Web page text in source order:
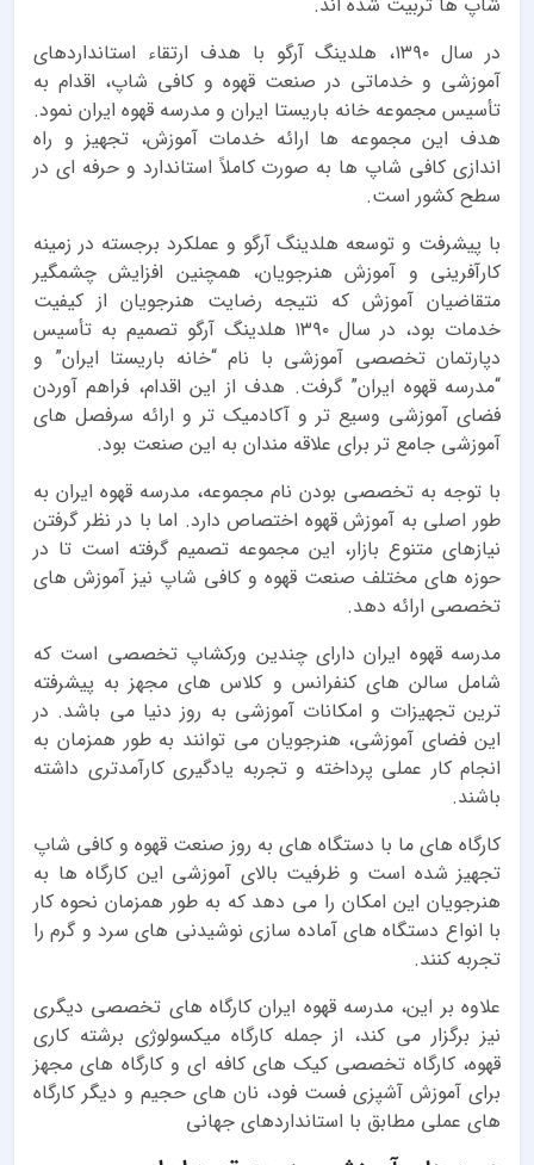
در سال ۱۳۹۰، هلدینگ آرگو با هدف ارتقاء استانداردهای
آموزشی و خدماتی در صنعت قهوه و کافی شاپ، اقدام به
تأسیس مجموعه خانه باریستا ایران و مدرسه قهوه ایران نمود.
هدف این مجموعه ها ارائه خدمات آموزش، تجهیز و راه
اندازی کافی شاپ ها به صورت کاملاً استاندارد و حرفه ای در
سطح کشور است.
با پیشرفت و توسعه هلدینگ آرگو و عملکرد برجسته در زمینه
کارآفرینی و آموزش هنرجویان، همچنین افزایش چشمگیر
متقاضیان آموزش که نتیجه رضایت هنرجویان از کیفیت
خدمات بود، در سال ۱۳۹۰ هلدینگ آرگو تصمیم به تأسیس
دپارتمان تخصصی آموزشی با نام “خانه باریستا ایران” و
“مدرسه قهوه ایران” گرفت. هدف از این اقدام، فراهم آوردن
فضای آموزشی وسیع تر و آکادمیک تر و ارائه سرفصل های
آموزشی جامع تر برای علاقه مندان به این صنعت بود.
با توجه به تخصصی بودن نام مجموعه، مدرسه قهوه ایران به
طور اصلی به آموزش قهوه اختصاص دارد. اما با در نظر گرفتن
نیازهای متنوع بازار، این مجموعه تصمیم گرفته است تا در
حوزه های مختلف صنعت قهوه و کافی شاپ نیز آموزش های
تخصصی ارائه دهد.
مدرسه قهوه ایران دارای چندین ورکشاپ تخصصی است که
شامل سالن های کنفرانس و کلاس های مجهز به پیشرفته
ترین تجهیزات و امکانات آموزشی به روز دنیا می باشد. در
این فضای آموزشی، هنرجویان می توانند به طور همزمان به
انجام کار عملی پرداخته و تجربه یادگیری کارآمدتری داشته
باشند.
کارگاه های ما با دستگاه های به روز صنعت قهوه و کافی شاپ
تجهیز شده است و ظرفیت بالای آموزشی این کارگاه ها به
هنرجویان این امکان را می دهد که به طور همزمان نحوه کار
با انواع دستگاه های آماده سازی نوشیدنی های سرد و گرم را
تجربه کنند.
علاوه بر این، مدرسه قهوه ایران کارگاه های تخصصی دیگری
نیز برگزار می کند، از جمله کارگاه میکسولوژی برشته کاری
قهوه، کارگاه تخصصی کیک های کافه ای و کارگاه های مجهز
برای آموزش آشپزی فست فود، نان های حجیم و دیگر کارگاه
های عملی مطابق با استانداردهای جهانی